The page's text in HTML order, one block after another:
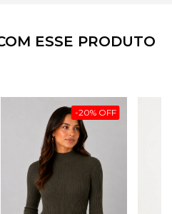
ESSE PRODUTO
-20% OFF